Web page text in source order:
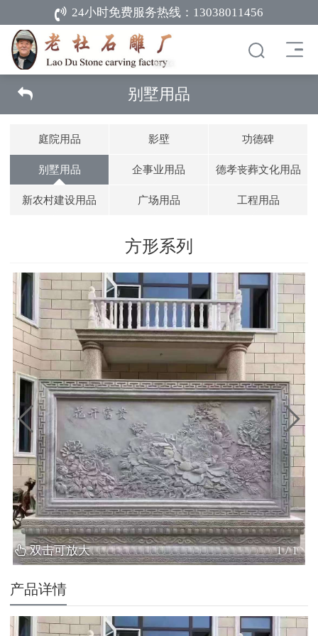
24小时免费服务热线： 13038011456
别墅用品
庭院用品 影壁 功德碑
别墅用品 企事业用品 德孝丧葬文化用品
新农村建设用品 广场用品 工程用品
方形系列
1/1
双击可放大
产品详情